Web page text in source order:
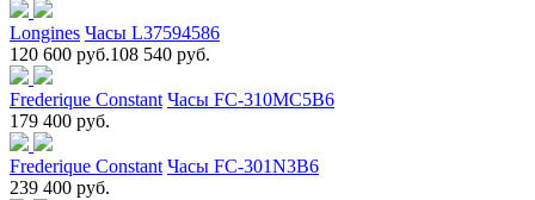
Longines Часы L37594586
120 600 руб.108 540 руб.
Frederique Constant Часы FC-310MC5B6
179 400 руб.
Frederique Constant Часы FC-301N3B6
239 400 руб.